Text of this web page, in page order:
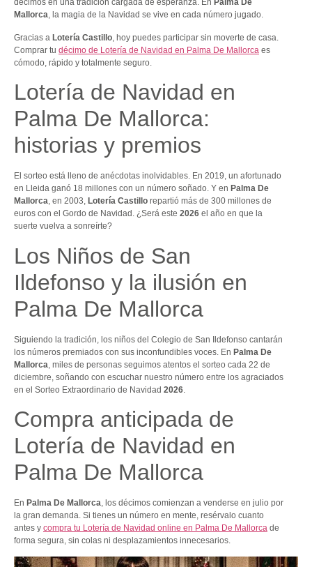
décimos en una tradición cargada de esperanza. En Palma De
Mallorca, la magia de la Navidad se vive en cada número jugado.
Gracias a Lotería Castillo, hoy puedes participar sin moverte de casa.
Comprar tu décimo de Lotería de Navidad en Palma De Mallorca es
cómodo, rápido y totalmente seguro.
Lotería de Navidad en
Palma De Mallorca:
historias y premios
El sorteo está lleno de anécdotas inolvidables. En 2019, un afortunado
en Lleida ganó 18 millones con un número soñado. Y en Palma De
Mallorca, en 2003, Lotería Castillo repartió más de 300 millones de
euros con el Gordo de Navidad. ¿Será este 2026 el año en que la
suerte vuelva a sonreírte?
Los Niños de San
Ildefonso y la ilusión en
Palma De Mallorca
Siguiendo la tradición, los niños del Colegio de San Ildefonso cantarán
los números premiados con sus inconfundibles voces. En Palma De
Mallorca , miles de personas seguimos atentos el sorteo cada 22 de
diciembre, soñando con escuchar nuestro número entre los agraciados
en el Sorteo Extraordinario de Navidad 2026
Compra anticipada de
Lotería de Navidad en
Palma De Mallorca
En Palma De Mallorca, los décimos comienzan a venderse en julio por
la gran demanda. Si tienes un número en mente, resérvalo cuanto
antes y compra tu Lotería de Navidad online en Palma De Mallorca de
forma segura, sin colas ni desplazamientos innecesarios.